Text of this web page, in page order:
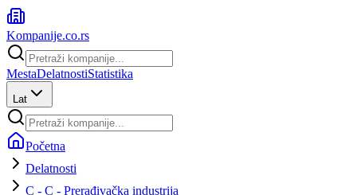
Kompanije.co.rs
MestaDelatnostiStatistika
Lat
Početna
Delatnosti
C - C - Prerađivačka industrija